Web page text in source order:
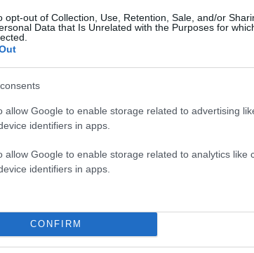
opt-out of Collection, Use, Retention, Sale, and/or
Data that Is Unrelated with the Purposes for
allow Google to enable storage related to advertising
identifiers in apps.
allow Google to enable storage related to analytics like
identifiers in apps.
CONFIRM